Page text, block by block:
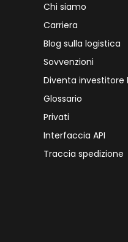
Chi siamo
Carriera
Blog sulla logistica
Sovvenzioni
Diventa investitore
Glossario
Privati
Interfaccia API
Traccia spedizione